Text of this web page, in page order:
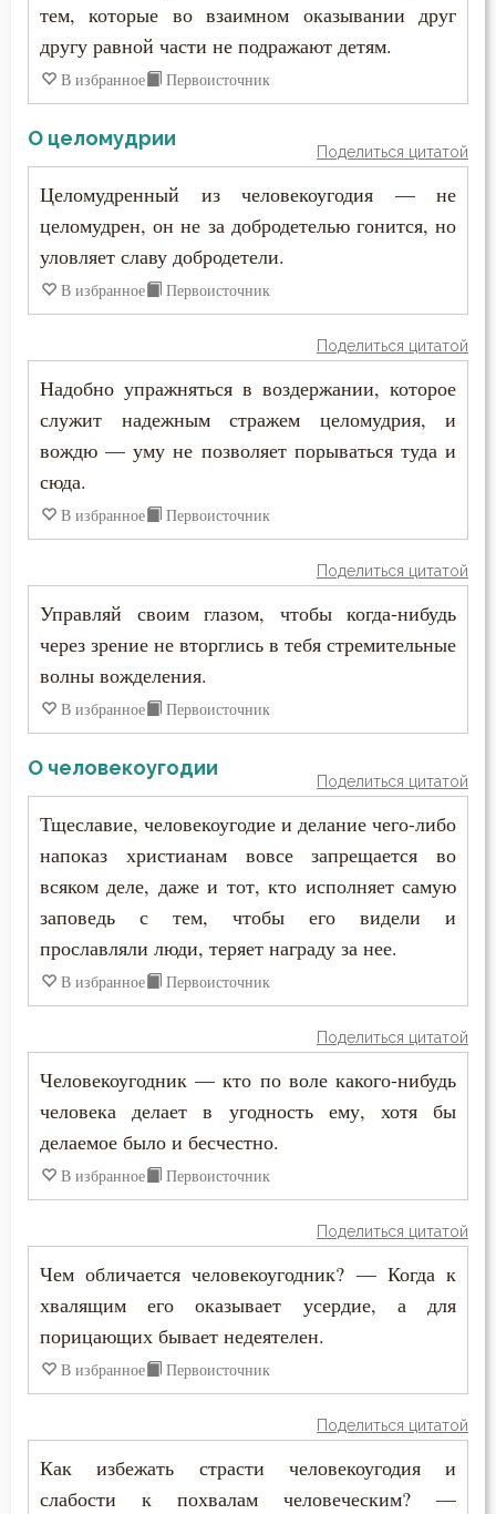
Страшный суд
Суета
Счастье
Терпение
Трезвение
Тщеславие
Убийство
Ум
Уныние
Утешение
Храм
Христос
Хула
Царство небесное
Целомудрие
Церковь
Человек
Честь
Чревоугодие
Юность
Язычество
тем, которые во взаимном оказывании друг
другу равной части не подражают детям.
В избранное Первоисточник
О целомудрии
Поделиться цитатой
Целомудренный из человекоугодия — не
целомудрен, он не за добродетелью гонится, но
уловляет славу добродетели.
В избранное Первоисточник
Поделиться цитатой
Надобно упражняться в воздержании, которое
служит надежным стражем целомудрия, и
вождю — уму не позволяет порываться туда и
сюда.
В избранное Первоисточник
Поделиться цитатой
Управляй своим глазом, чтобы когда-нибудь
через зрение не вторглись в тебя стремительные
волны вожделения.
В избранное Первоисточник
О человекоугодии
Поделиться цитатой
Тщеславие, человекоугодие и делание чего-либо
напоказ христианам вовсе запрещается во
всяком деле, даже и тот, кто исполняет самую
заповедь с тем, чтобы его видели и
прославляли люди, теряет награду за нее.
В избранное Первоисточник
Поделиться цитатой
Человекоугодник — кто по воле какого-нибудь
человека делает в угодность ему, хотя бы
делаемое было и бесчестно.
В избранное Первоисточник
Поделиться цитатой
Чем обличается человекоугодник? — Когда к
хвалящим его оказывает усердие, а для
порицающих бывает недеятелен.
В избранное Первоисточник
Поделиться цитатой
Как избежать страсти человекоугодия и
слабости к похвалам человеческим? —